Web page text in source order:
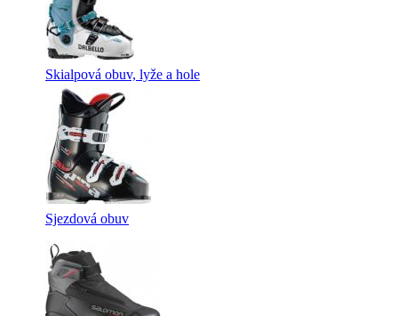
Skialpová obuv, lyže a hole
Sjezdová obuv